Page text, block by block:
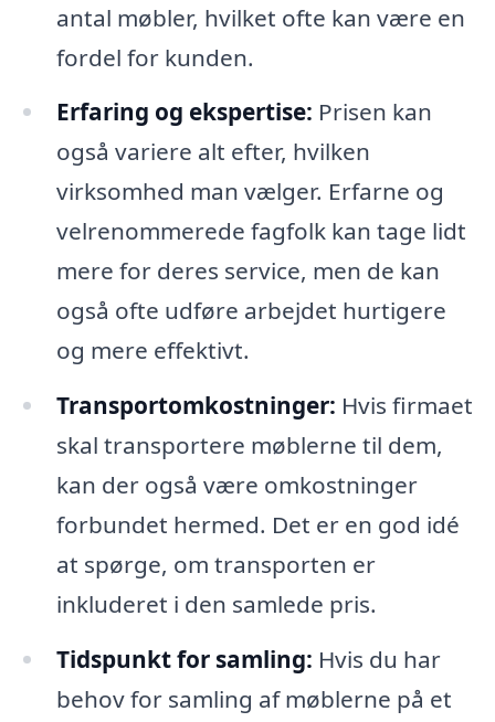
antal møbler, hvilket ofte kan være en
fordel for kunden.
Erfaring og ekspertise: Prisen kan
også variere alt efter, hvilken
virksomhed man vælger. Erfarne og
velrenommerede fagfolk kan tage lidt
mere for deres service, men de kan
også ofte udføre arbejdet hurtigere
og mere effektivt.
Transportomkostninger: Hvis firmaet
skal transportere møblerne til dem,
kan der også være omkostninger
forbundet hermed. Det er en god idé
at spørge, om transporten er
inkluderet i den samlede pris.
Tidspunkt for samling: Hvis du har
behov for samling af møblerne på et